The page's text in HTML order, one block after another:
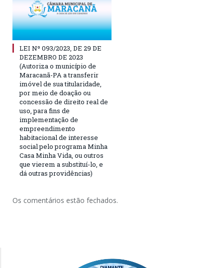
LEI Nº 093/2023, DE 29 DE
DEZEMBRO DE 2023
(Autoriza o município de
Maracanã-PA a transferir
imóvel de sua titularidade,
por meio de doação ou
concessão de direito real de
uso, para fins de
implementação de
empreendimento
habitacional de interesse
social pelo programa Minha
Casa Minha Vida, ou outros
que vierem a substituí-lo, e
dá outras providências)
Os comentários estão fechados.